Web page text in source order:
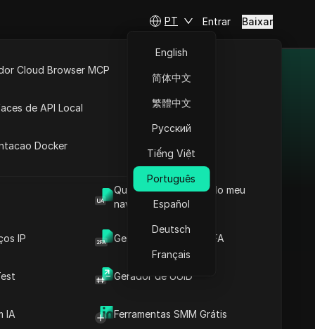
Qual é o User Agent do meu
navegador
IP Gerador de Código 2FA
Gerador de UUID
IA Ferramentas SMM Grátis
Cloud Browser MCP
de API Local
Docker
PT
English
简体中文
繁體中文
Русский
Tiếng Việt
Português
Español
Deutsch
Français
Entrar Baixar
de
A página Todas as
para suas campanhas
LosPollos
afiliados a aumentar
as conversões por